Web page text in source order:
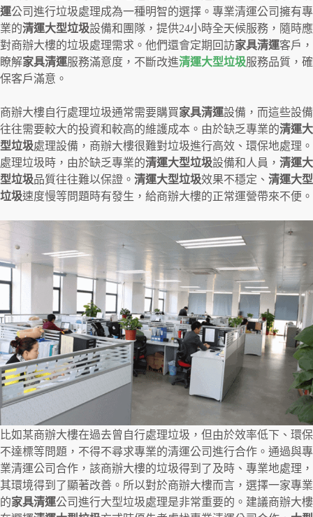
運公司進行垃圾處理成為一種明智的選擇。專業清運公司擁有專
業的清運大型垃圾設備和團隊，提供24小時全天候服務，隨時應
對商辦大樓的垃圾處理需求。他們還會定期回訪家具清運客戶，
瞭解家具清運服務滿意度，不斷改進清運大型垃圾服務品質，確
保客戶滿意。
商辦大樓自行處理垃圾通常需要購買家具清運設備，而這些設備
往往需要較大的投資和較高的維護成本。由於缺乏專業的清運大
型垃圾處理設備，商辦大樓很難對垃圾進行高效、環保地處理。
處理垃圾時，由於缺乏專業的清運大型垃圾設備和人員， 清運大
型垃圾品質往往難以保證。 清運大型垃圾效果不穩定、 清運大型
垃圾速度慢等問題時有發生，給商辦大樓的正常運營帶來不便。
比如某商辦大樓在過去曾自行處理垃圾，但由於效率低下、環保
不達標等問題，不得不尋求專業的清運公司進行合作。通過與專
業清運公司合作，該商辦大樓的垃圾得到了及時、專業地處理，
其環境得到了顯著改善。所以對於商辦大樓而言，選擇一家專業
的家具清運公司進行大型垃圾處理是非常重要的。建議商辦大樓